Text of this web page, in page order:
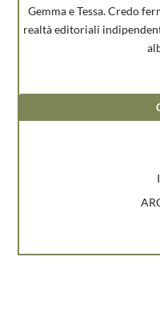
Gemma e Tessa. Credo
realtà editoriali